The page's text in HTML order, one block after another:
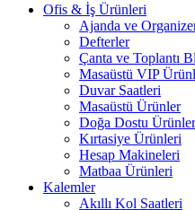
Ofis & İş Ürünleri
Ajanda ve
Defterler
Çanta ve Toplantı
Masaüstü VIP
Duvar Saatleri
Masaüstü Ürünler
Doğa Dostu Ürünler
Kırtasiye Ürünleri
Hesap Makineleri
Matbaa Ürünleri
Kalemler
Akıllı Kol Saatleri